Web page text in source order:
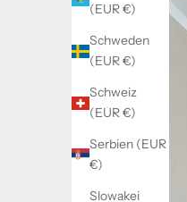
(EUR €)
Schweden
(EUR €)
Schweiz
(EUR €)
Serbien (EUR
€)
Slowakei